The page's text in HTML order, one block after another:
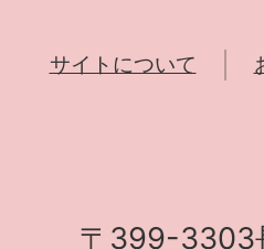
サイトについて
〒399-3303